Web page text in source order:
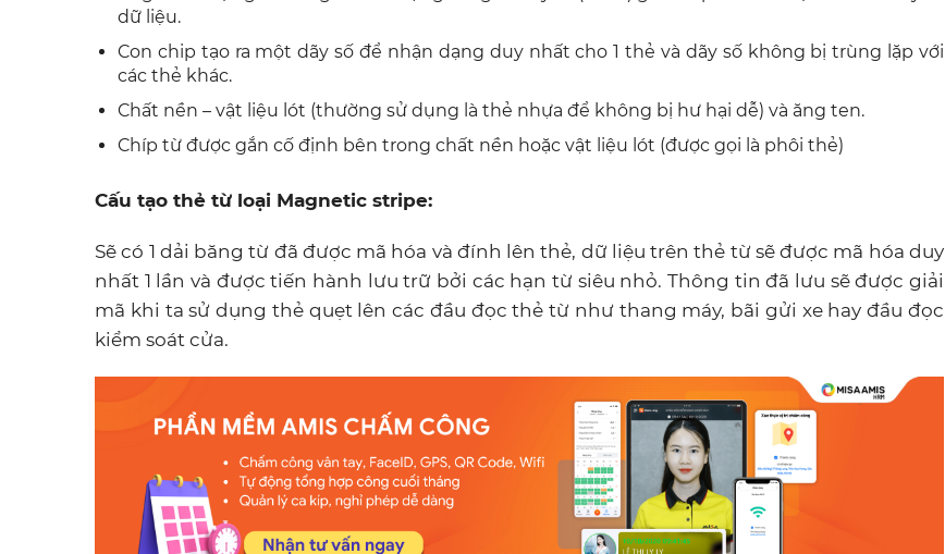
dữ liệu.
Con chip tạo ra một dãy số để nhận dạng duy nhất cho 1 thẻ và dãy số không bị trùng lặp với
các thẻ khác.
Chất nền – vật liệu lót (thường sử dụng là thẻ nhựa để không bị hư hại dễ) và ăng ten.
Chíp từ được gắn cố định bên trong chất nền hoặc vật liệu lót (được gọi là phôi thẻ)
Cấu tạo thẻ từ loại Magnetic stripe:
Sẽ có 1 dải băng từ đã được mã hóa và đính lên thẻ, dữ liệu trên thẻ từ sẽ được mã hóa duy
nhất 1 lần và được tiến hành lưu trữ bởi các hạn từ siêu nhỏ. Thông tin đã lưu sẽ được giải
mã khi ta sử dụng thẻ quẹt lên các đầu đọc thẻ từ như thang máy, bãi gửi xe hay đầu đọc
kiểm soát cửa.